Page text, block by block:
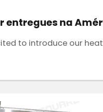
entregues na
to introduce our